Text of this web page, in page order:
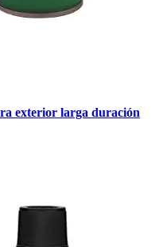
exterior larga duración